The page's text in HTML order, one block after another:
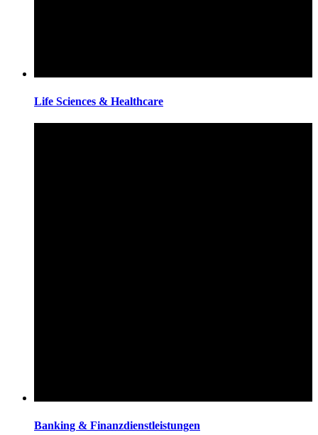
Life Sciences & Healthcare
Banking & Finanzdienstleistungen